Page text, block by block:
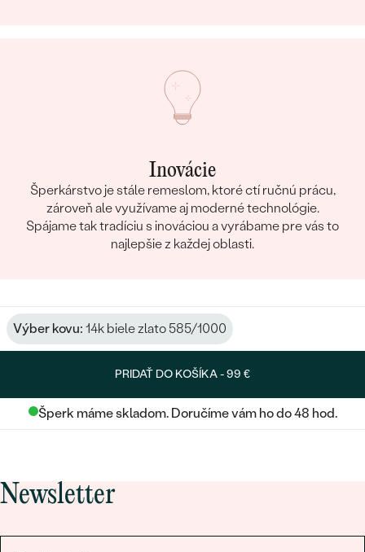
Inovácie
Šperkárstvo je stále remeslom, ktoré ctí ručnú prácu,
zároveň ale využívame aj moderné technológie.
Spájame tak tradíciu s inováciou a vyrábame pre vás to
najlepšie z každej oblasti.
Výber kovu: 14k biele zlato 585/1000
PRIDAŤ DO KOŠÍKA -99 €
Šperk máme skladom. Doručíme vám ho do 48 hod.
Newsletter